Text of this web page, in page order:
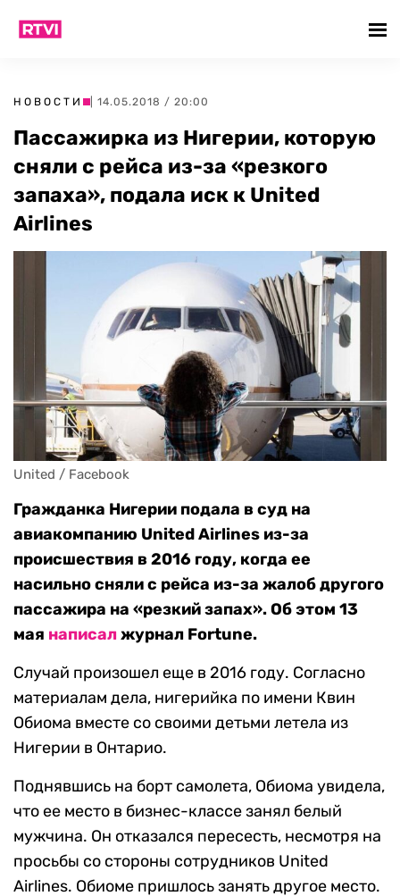
НОВОСТИ | 14.05.2018 / 20:00
Пассажирка из Нигерии, которую
сняли с рейса из-за «резкого
запаха», подала иск к United
Airlines
United / Facebook
Гражданка Нигерии подала в суд на
авиакомпанию United Airlines из-за
происшествия в 2016 году, когда ее
насильно сняли с рейса из-за жалоб другого
пассажира на «резкий запах». Об этом 13
мая написалжурнал Fortune.
Случай произошел еще в 2016 году. Согласно
материалам дела, нигерийка по имени Квин
Обиома вместе со своими детьми летела из
Нигерии в Онтарио.
Поднявшись на борт самолета, Обиома увидела,
что ее место в бизнес-классе занял белый
мужчина. Он отказался пересесть, несмотря на
просьбы со стороны сотрудников United
Airlines. Обиоме пришлось занять другое место.